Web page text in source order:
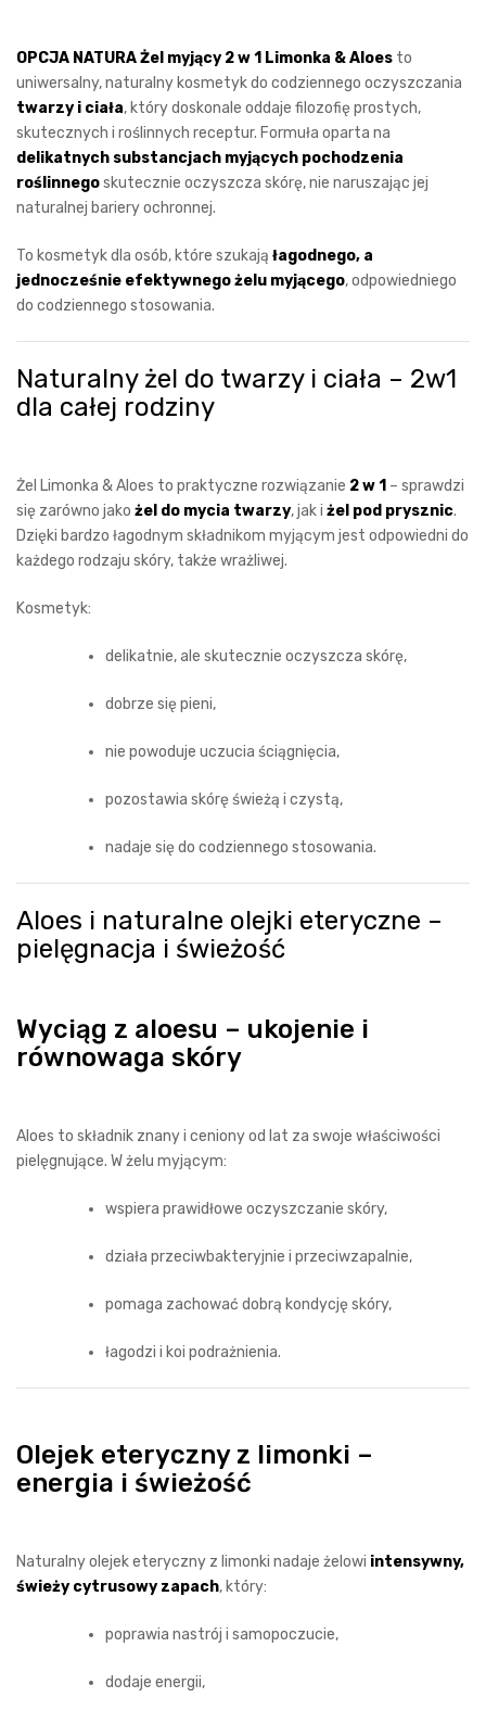
OPCJA NATURA Żel myjący 2 w 1 Limonka & Aloes to
uniwersalny, naturalny kosmetyk do codziennego oczyszczania
twarzy i ciała, który doskonale oddaje filozofię prostych,
skutecznych i roślinnych receptur. Formuła oparta na
delikatnych substancjach myjących pochodzenia
roślinnegoskutecznie oczyszcza skórę, nie naruszając jej
naturalnej bariery ochronnej.
To kosmetyk dla osób, które szukają łagodnego, a
jednocześnie efektywnego żelu myjącego, odpowiedniego
do codziennego stosowania.
Naturalny żel do twarzy i ciała – 2w1
dla całej rodziny
Żel Limonka & Aloes to praktyczne rozwiązanie 2 w 1 – sprawdzi
się zarówno jako żel do mycia twarzy, jak i żel pod prysznic.
Dzięki bardzo łagodnym składnikom myjącym jest odpowiedni do
każdego rodzaju skóry, także wrażliwej.
Kosmetyk:
delikatnie, ale skutecznie oczyszcza skórę,
dobrze się pieni,
nie powoduje uczucia ściągnięcia,
pozostawia skórę świeżą i czystą,
nadaje się do codziennego stosowania.
Aloes i naturalne olejki eteryczne –
pielęgnacja i świeżość
Wyciąg z aloesu – ukojenie i
równowaga skóry
Aloes to składnik znany i ceniony od lat za swoje właściwości
pielęgnujące. W żelu myjącym:
wspiera prawidłowe oczyszczanie skóry,
działa przeciwbakteryjnie i przeciwzapalnie,
pomaga zachować dobrą kondycję skóry,
łagodzi i koi podrażnienia.
Olejek eteryczny z limonki –
energia i świeżość
Naturalny olejek eteryczny z limonki nadaje żelowi intensywny,
świeży cytrusowy zapach, który:
poprawia nastrój i samopoczucie,
dodaje energii,